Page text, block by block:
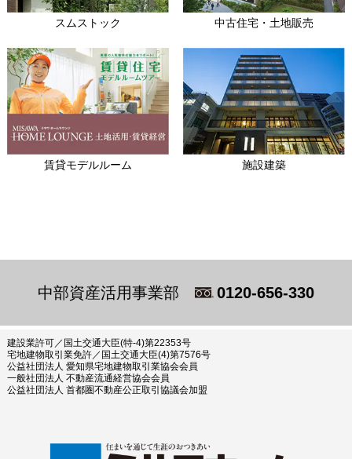
スムストック 中古住宅・土地販売
賃貸モデルルーム 施設建築
中部資産活用事業部 0120-656-330
建設業許可／国土交通大臣(特-4)第22353号
宅地建物取引業免許／国土交通大臣(4)第7576号
公益社団法人 愛知県宅地建物取引業協会会員
一般社団法人 不動産流通経営協会会員
公益社団法人 首都圏不動産公正取引協議会加盟